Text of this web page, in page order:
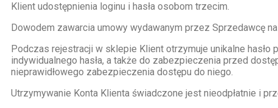
Klient udostępnienia loginu i hasła osobom trzecim.
Dowodem zawarcia umowy wydawanym przez Sprzedawcę
Podczas rejestracji w sklepie Klient otrzymuje unikalne
indywidualnego hasła, a także do zabezpieczenia przed
nieprawidłowego zabezpieczenia dostępu do niego.
Utrzymywanie Konta Klienta świadczone jest nieodpłatnie i